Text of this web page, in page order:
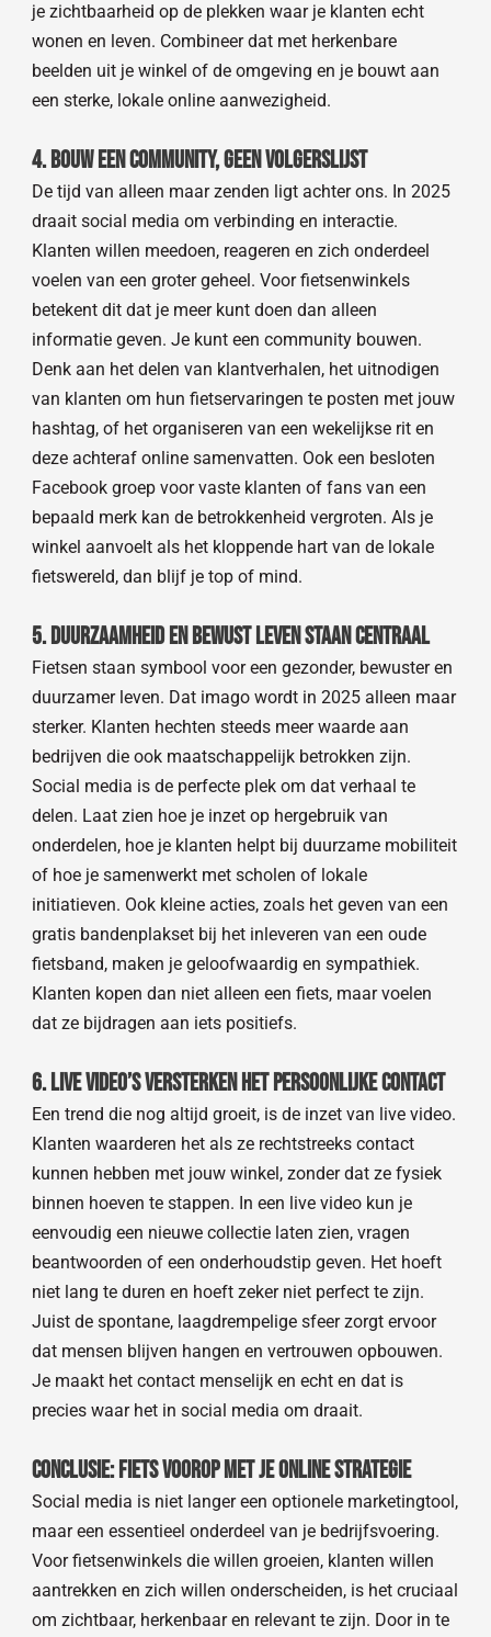
je zichtbaarheid op de plekken waar je klanten echt
wonen en leven. Combineer dat met herkenbare
beelden uit je winkel of de omgeving en je bouwt aan
een sterke, lokale online aanwezigheid.
4. Bouw een community, geen volgerslijst
De tijd van alleen maar zenden ligt achter ons. In 2025
draait social media om verbinding en interactie.
Klanten willen meedoen, reageren en zich onderdeel
voelen van een groter geheel. Voor fietsenwinkels
betekent dit dat je meer kunt doen dan alleen
informatie geven. Je kunt een community bouwen.
Denk aan het delen van klantverhalen, het uitnodigen
van klanten om hun fietservaringen te posten met jouw
hashtag, of het organiseren van een wekelijkse rit en
deze achteraf online samenvatten. Ook een besloten
Facebook groep voor vaste klanten of fans van een
bepaald merk kan de betrokkenheid vergroten. Als je
winkel aanvoelt als het kloppende hart van de lokale
fietswereld, dan blijf je top of mind.
5. Duurzaamheid en bewust leven staan centraal
Fietsen staan symbool voor een gezonder, bewuster en
duurzamer leven. Dat imago wordt in 2025 alleen maar
sterker. Klanten hechten steeds meer waarde aan
bedrijven die ook maatschappelijk betrokken zijn.
Social media is de perfecte plek om dat verhaal te
delen. Laat zien hoe je inzet op hergebruik van
onderdelen, hoe je klanten helpt bij duurzame mobiliteit
of hoe je samenwerkt met scholen of lokale
initiatieven. Ook kleine acties, zoals het geven van een
gratis bandenplakset bij het inleveren van een oude
fietsband, maken je geloofwaardig en sympathiek.
Klanten kopen dan niet alleen een fiets, maar voelen
dat ze bijdragen aan iets positiefs.
6. Live video’s versterken het persoonlijke contact
Een trend die nog altijd groeit, is de inzet van live video.
Klanten waarderen het als ze rechtstreeks contact
kunnen hebben met jouw winkel, zonder dat ze fysiek
binnen hoeven te stappen. In een live video kun je
eenvoudig een nieuwe collectie laten zien, vragen
beantwoorden of een onderhoudstip geven. Het hoeft
niet lang te duren en hoeft zeker niet perfect te zijn.
Juist de spontane, laagdrempelige sfeer zorgt ervoor
dat mensen blijven hangen en vertrouwen opbouwen.
Je maakt het contact menselijk en echt en dat is
precies waar het in social media om draait.
Conclusie: fiets voorop met je online strategie
Social media is niet langer een optionele marketingtool,
maar een essentieel onderdeel van je bedrijfsvoering.
Voor fietsenwinkels die willen groeien, klanten willen
aantrekken en zich willen onderscheiden, is het cruciaal
om zichtbaar, herkenbaar en relevant te zijn. Door in te